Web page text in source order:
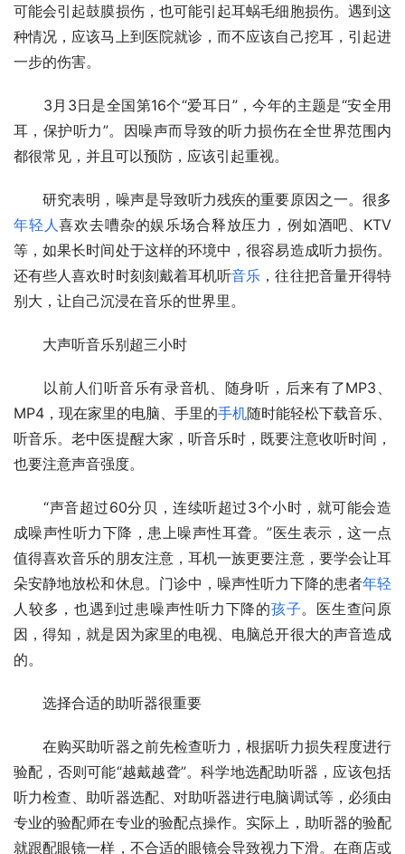
可能会引起鼓膜损伤，也可能引起耳蜗毛细胞损伤。遇到这
种情况，应该马上到医院就诊，而不应该自己挖耳，引起进
一步的伤害。
3月3日是全国第16个“爱耳日”，今年的主题是“安全用
耳，保护听力”。因噪声而导致的听力损伤在全世界范围内
都很常见，并且可以预防，应该引起重视。
研究表明，噪声是导致听力残疾的重要原因之一。很多
年轻人喜欢去嘈杂的娱乐场合释放压力，例如酒吧、KTV
等，如果长时间处于这样的环境中，很容易造成听力损伤。
还有些人喜欢时时刻刻戴着耳机听音乐 ，往往把音量开得特
别大，让自己沉浸在音乐的世界里。
大声听音乐别超三小时
以前人们听音乐有录音机、随身听，后来有了MP3、
MP4，现在家里的电脑、手里的手机随时能轻松下载音乐、
听音乐。老中医提醒大家，听音乐时，既要注意收听时间，
也要注意声音强度。
“声音超过60分贝，连续听超过3个小时，就可能会造
成噪声性听力下降，患上噪声性耳聋。”医生表示，这一点
值得喜欢音乐的朋友注意，耳机一族更要注意，要学会让耳
朵安静地放松和休息。门诊中，噪声性听力下降的患者年轻
人较多，也遇到过患噪声性听力下降的孩子。医生查问原
因，得知，就是因为家里的电视、电脑总开很大的声音造成
的。
选择合适的助听器很重要
在购买助听器之前先检查听力，根据听力损失程度进行
验配，否则可能“越戴越聋”。科学地选配助听器，应该包括
听力检查、助听器选配、对助听器进行电脑调试等，必须由
专业的验配师在专业的验配点操作。实际上，助听器的验配
就跟配眼镜一样，不合适的眼镜会导致视力下滑。在商店或